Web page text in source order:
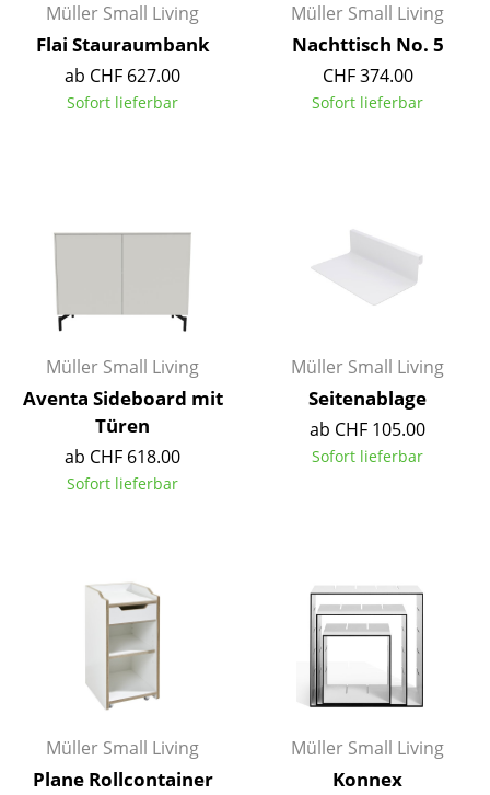
Büroutensilien
Aufbewahrungsboxen
Decken
Vorhänge
... alle Accessoires
Zuhause
Wohnzimmer
Esszimmer
Arbeitszimmer
Badezimmer
Stauraum
Balkon & Garten
Müller Small Living
Flai Stauraumbank
ab CHF 627.00
Sofort lieferbar
Müller Small Living
Nachttisch No. 5
CHF 374.00
Sofort lieferbar
Müller Small Living
Aventa Sideboard mit
Türen
ab CHF 618.00
Sofort lieferbar
Müller Small Living
Seitenablage
ab CHF 105.00
Sofort lieferbar
Müller Small Living
Plane Rollcontainer
Müller Small Living
Konnex